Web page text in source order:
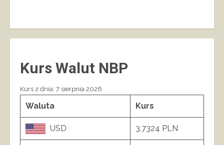
Kurs Walut NBP
Kurs z dnia: 7 sierpnia 2026
Waluta Kurs
USD 3.7324 PLN